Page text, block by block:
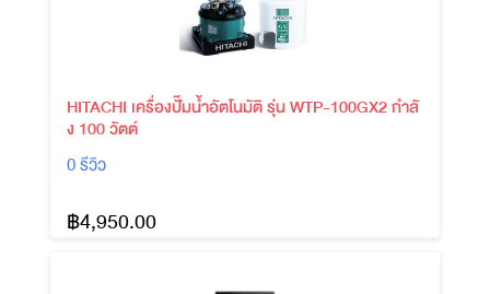
HITACHI เครื่องปั๊มน้ำอัตโนมัติ รุ่น WTP-100GX2 กำลั
ง 100 วัตต์
0 รีวิว
฿4,950.00